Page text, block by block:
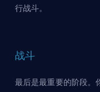
行战斗。
战斗
最后是最重要的阶段。